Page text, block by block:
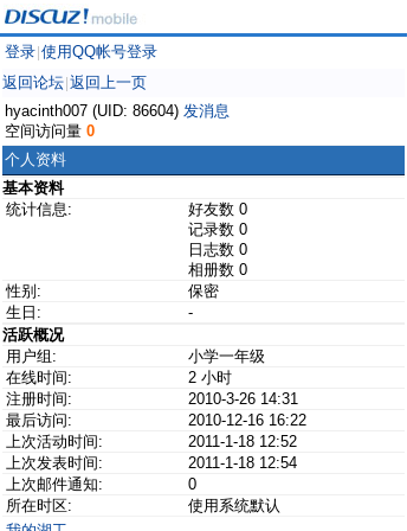
登录 使用QQ帐号登录
返回论坛 返回上一页
hyacinth007 (UID: 86604) 发消息
空间访问量 0
个人资料
基本资料
统计信息:
好友数 0
记录数 0
日志数 0
相册数 0
性别:
保密
生日:
-
活跃概况
用户组:
小学一年级
在线时间:
2 小时
注册时间:
2010-3-26 14:31
最后访问:
2010-12-16 16:22
上次活动时间:
2011-1-18 12:52
上次发表时间:
2011-1-18 12:54
上次邮件通知:
0
所在时区:
使用系统默认